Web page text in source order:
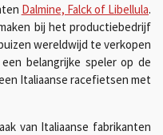
Dalmine, Falck of Libellula.
bij het productiebedrijf
wereldwijd te verkopen
belangrijke speler op de
Italiaanse racefietsen met
van Italiaanse fabrikanten